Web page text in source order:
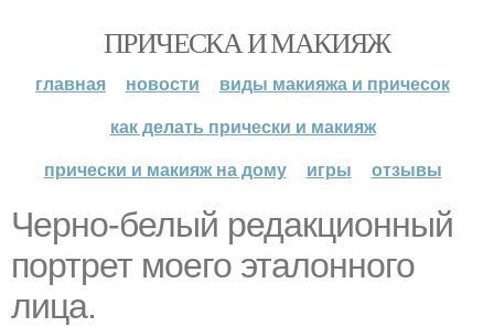
ПРИЧЕСКА И МАКИЯЖ
главная новости
виды макияжа и причесок
как делать прически и макияж
прически и макияж на дому
игры отзывы
Черно-белый редакционный
портрет моего эталонного
лица.